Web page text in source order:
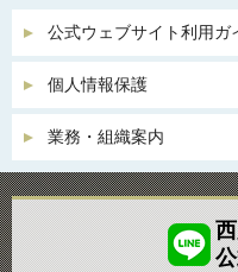
公式ウェブサイト利用ガ
個人情報保護
業務・組織案内